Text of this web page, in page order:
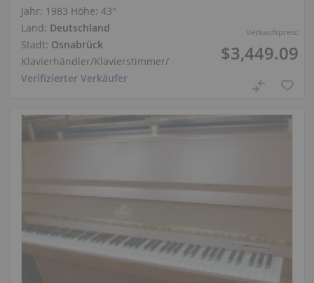
Verkaufspreis:
$3,449.09
Jahr: 1983 Höhe: 43″
Land: Deutschland
Stadt: Osnabrück
Klavierhändler/Klavierstimmer/
Verifizierter Verkäufer